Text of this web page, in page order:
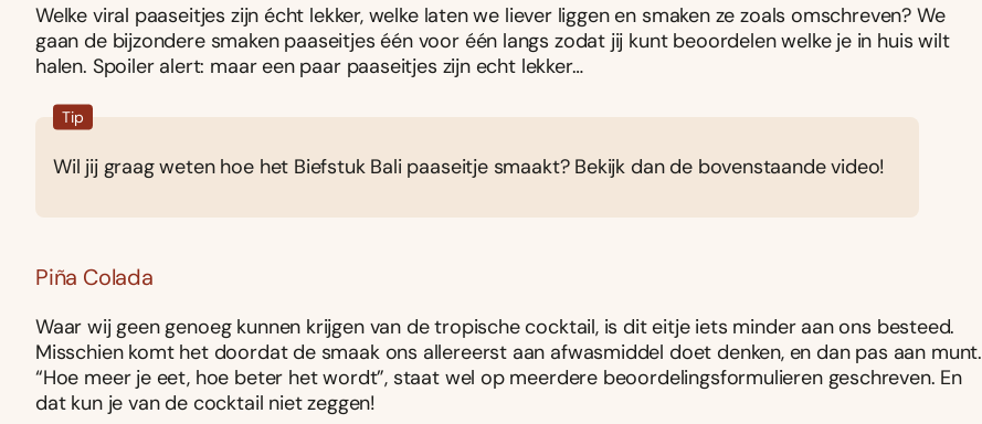
Welke viral paaseitjes zijn écht lekker, welke laten we liever liggen en smaken ze zoals omschreven? We
gaan de bijzondere smaken paaseitjes één voor één langs zodat jij kunt beoordelen welke je in huis wilt
halen. Spoiler alert: maar een paar paaseitjes zijn echt lekker…
Tip
Wil jij graag weten hoe het Biefstuk Bali paaseitje smaakt? Bekijk dan de bovenstaande video!
Piña Colada
Waar wij geen genoeg kunnen krijgen van de tropische cocktail, is dit eitje iets minder aan ons besteed.
Misschien komt het doordat de smaak ons allereerst aan afwasmiddel doet denken, en dan pas aan munt.
“Hoe meer je eet, hoe beter het wordt”, staat wel op meerdere beoordelingsformulieren geschreven. En
dat kun je van de cocktail niet zeggen!